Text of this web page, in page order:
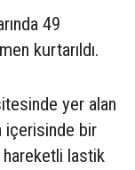
49
kurtarıldı.
yer alan
içerisinde bir
lastik